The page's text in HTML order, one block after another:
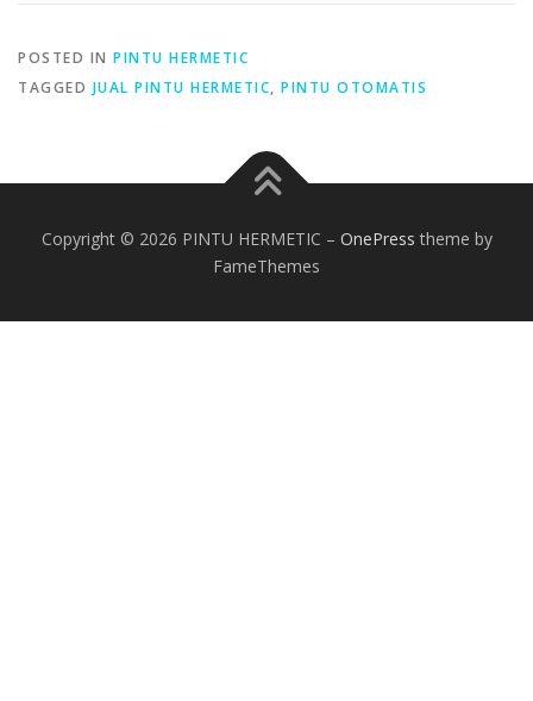
POSTED IN PINTU HERMETIC
TAGGED JUAL PINTU HERMETIC, PINTU OTOMATIS
Copyright © 2026 PINTU HERMETIC – OnePress theme by
FameThemes